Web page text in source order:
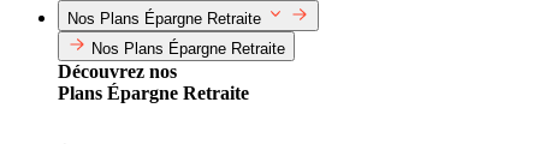
Nos Plans Épargne Retraite
Nos Plans Épargne Retraite
Découvrez nos
Plans Épargne Retraite